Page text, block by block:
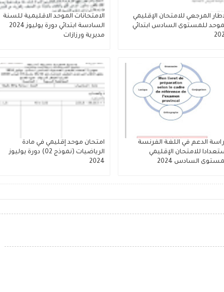
المرجعي للامتحان الإقليمي
للمستوى السادس ابتدائي
الامتحانات الموحد الاقليمية للسنة
السادسة ابتدائي دورة يوليوز 2024
مديرية ورزازات
الدعم في اللغة الفرنسة
للامتحان الإقليمي
السادس 2024
امتحان موحد إقليمي في مادة
الرياضيات (نموذج 02) دورة يوليوز
2024